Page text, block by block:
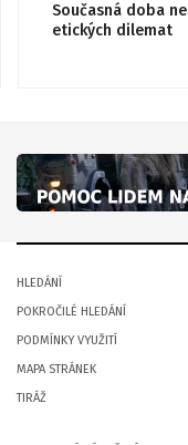
Současná doba
etických dilemat
HLEDÁNÍ
POKROČILÉ HLEDÁNÍ
PODMÍNKY VYUŽITÍ
MAPA STRÁNEK
TIRÁŽ